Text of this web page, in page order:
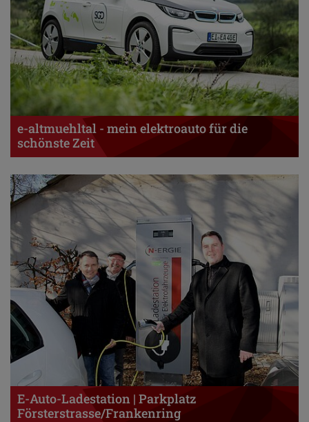
e-altmuehltal - mein elektroauto für die
schönste Zeit
E-Auto-Ladestation | Parkplatz
Försterstrasse/Frankenring